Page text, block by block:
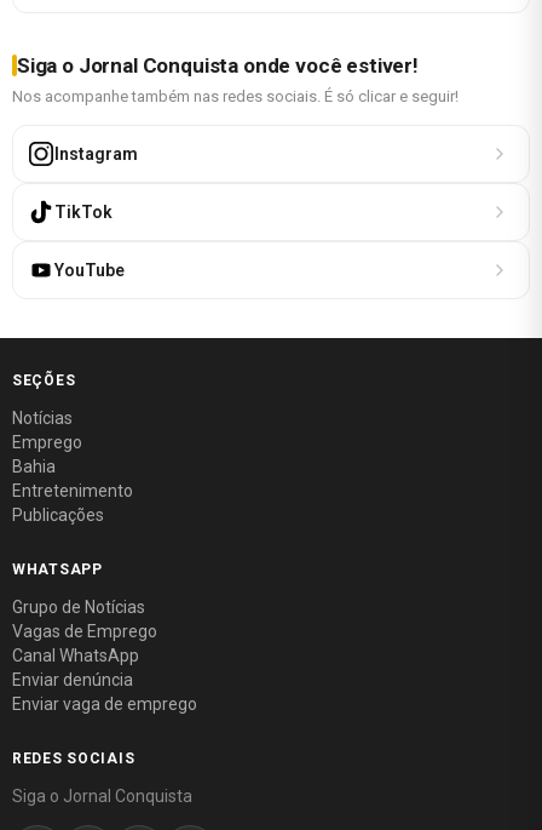
Siga o Jornal Conquista onde você estiver!
Nos acompanhe também nas redes sociais. É só clicar e seguir!
Instagram
TikTok
YouTube
SEÇÕES
Notícias
Emprego
Bahia
Entretenimento
Publicações
WHATSAPP
Grupo de Notícias
Vagas de Emprego
Canal WhatsApp
Enviar denúncia
Enviar vaga de emprego
REDES SOCIAIS
Siga o Jornal Conquista